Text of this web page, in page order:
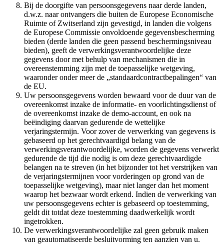
Bij de doorgifte van persoonsgegevens naar derde landen,
d.w.z. naar ontvangers die buiten de Europese Economische
Ruimte of Zwitserland zijn gevestigd, in landen die volgens
de Europese Commissie onvoldoende gegevensbescherming
bieden (derde landen die geen passend beschermingsniveau
bieden), geeft de verwerkingsverantwoordelijke deze
gegevens door met behulp van mechanismen die in
overeenstemming zijn met de toepasselijke wetgeving,
waaronder onder meer de „standaardcontractbepalingen“ van
de EU.
Uw persoonsgegevens worden bewaard voor de duur van de
overeenkomst inzake de informatie- en voorlichtingsdienst of
de overeenkomst inzake de demo-account, en ook na
beëindiging daarvan gedurende de wettelijke
verjaringstermijn. Voor zover de verwerking van gegevens is
gebaseerd op het gerechtvaardigd belang van de
verwerkingsverantwoordelijke, worden de gegevens verwerkt
gedurende de tijd die nodig is om deze gerechtvaardigde
belangen na te streven (in het bijzonder tot het verstrijken van
de verjaringstermijnen voor vorderingen op grond van de
toepasselijke wetgeving), maar niet langer dan het moment
waarop het bezwaar wordt erkend. Indien de verwerking van
uw persoonsgegevens echter is gebaseerd op toestemming,
geldt dit totdat deze toestemming daadwerkelijk wordt
ingetrokken.
De verwerkingsverantwoordelijke zal geen gebruik maken
van geautomatiseerde besluitvorming ten aanzien van u.